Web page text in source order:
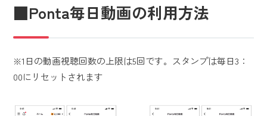
■Ponta毎日動画の利用方法
※1日の動画視聴回数の上限は5回です。スタンプは毎日3：
00にリセットされます